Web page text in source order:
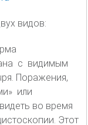
видов:
с видимым
Поражения,
или
во время
Этот